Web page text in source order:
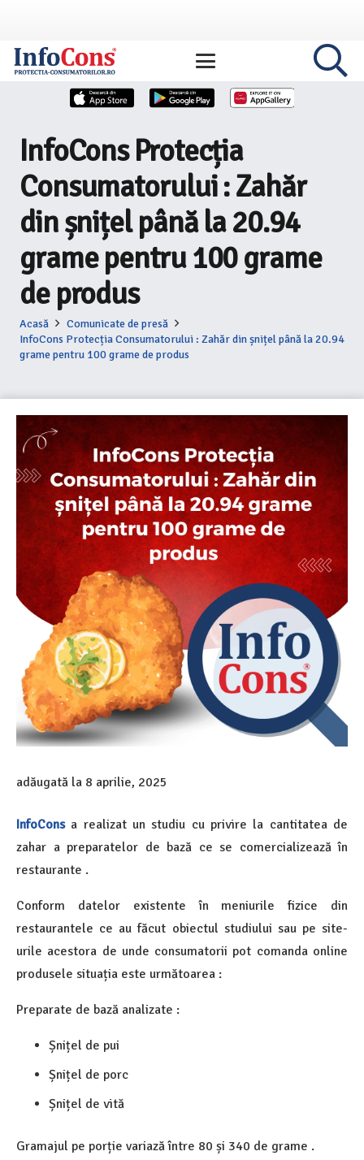
InfoCons Protecția
Consumatorului : Zahăr
din șnițel până la 20.94
grame pentru 100 grame
de produs
Acasă
Comunicate de presă
InfoCons Protecția Consumatorului : Zahăr din șnițel până la 20.94
grame pentru 100 grame de produs
adăugată la 8 aprilie, 2025
InfoConsa realizat un studiu cu privire la cantitatea de
zahar a preparatelor de bază ce se comercializează în
restaurante .
Conform datelor existente în meniurile fizice din
restaurantele ce au făcut obiectul studiului sau pe site-
urile acestora de unde consumatorii pot comanda online
produsele situația este următoarea :
Preparate de bază analizate :
Șnițel de pui
Șnițel de porc
Șnițel de vită
Gramajul pe porție variază între 80 și 340 de grame .